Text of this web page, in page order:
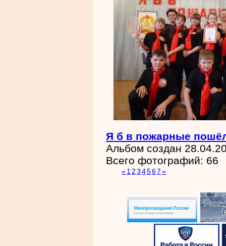
Я б в пожарные
Альбом создан
Всего фотографий: 66
« 1 234567»